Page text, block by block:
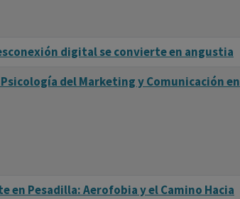
digital se convierte en angustia
del Marketing y Comunicación en
en Pesadilla: Aerofobia y el Camino Hacia